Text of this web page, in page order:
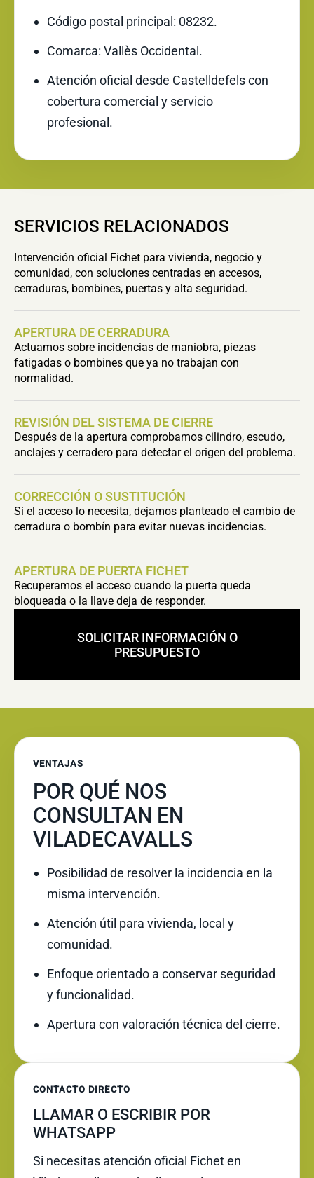
Código postal principal: 08232.
Comarca: Vallès Occidental.
Atención oficial desde Castelldefels con
cobertura comercial y servicio
profesional.
SERVICIOS RELACIONADOS
Intervención oficial Fichet para vivienda, negocio y
comunidad, con soluciones centradas en accesos,
cerraduras, bombines, puertas y alta seguridad.
APERTURA DE CERRADURA
Actuamos sobre incidencias de maniobra, piezas
fatigadas o bombines que ya no trabajan con
normalidad.
REVISIÓN DEL SISTEMA DE CIERRE
Después de la apertura comprobamos cilindro, escudo,
anclajes y cerradero para detectar el origen del problema.
CORRECCIÓN O SUSTITUCIÓN
Si el acceso lo necesita, dejamos planteado el cambio de
cerradura o bombín para evitar nuevas incidencias.
APERTURA DE PUERTA FICHET
Recuperamos el acceso cuando la puerta queda
bloqueada o la llave deja de responder.
SOLICITAR INFORMACIÓN O
PRESUPUESTO
VENTAJAS
POR QUÉ NOS
CONSULTAN EN
VILADECAVALLS
Posibilidad de resolver la incidencia en la
misma intervención.
Atención útil para vivienda, local y
comunidad.
Enfoque orientado a conservar seguridad
y funcionalidad.
Apertura con valoración técnica del cierre.
CONTACTO DIRECTO
LLAMAR O ESCRIBIR POR
WHATSAPP
Si necesitas atención oficial Fichet en